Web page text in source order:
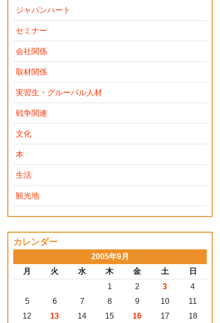
ジャパンハート
セミナー
会社関係
取材関係
実習生・グルーバル人材
戦争関連
文化
本
生活
観光地
カレンダー
2005年9月
月
火 水 木 金 土 日
1 2 3
4
5
6 7 8 9 10
11
12
13 14 15 16 17
18